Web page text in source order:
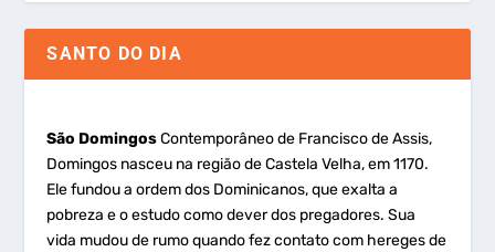
SANTO DO DIA
São DomingosContemporâneo de Francisco de Assis,
Domingos nasceu na região de Castela Velha, em 1170.
Ele fundou a ordem dos Dominicanos, que exalta a
pobreza e o estudo como dever dos pregadores. Sua
vida mudou de rumo quando fez contato com hereges de